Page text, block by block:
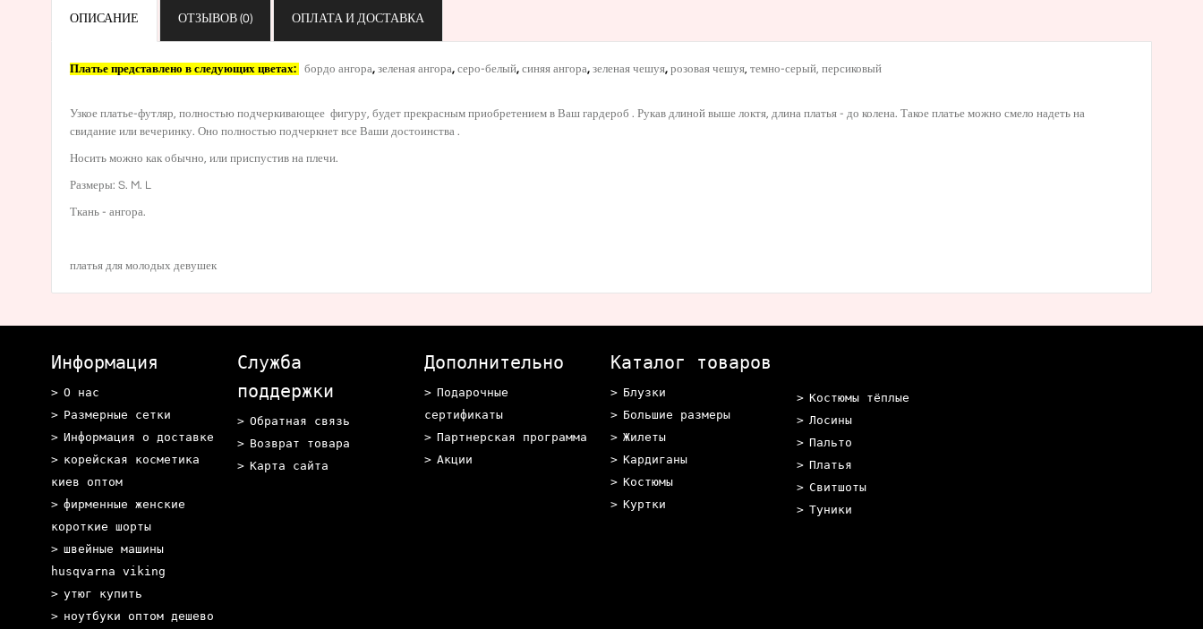
ОПИСАНИЕ ОТЗЫВОВ (0) ОПЛАТА И ДОСТАВКА
Платье представлено в следующих цветах: бордо ангора, зеленая ангора, серо-белый, синяя ангора, зеленая чешуя, розовая чешуя, темно-серый, персиковый
Узкое платье-футляр, полностью подчеркивающее фигуру, будет прекрасным приобретением в Ваш гардероб . Рукав длиной выше локтя, длина платья - до колена. Такое платье можно смело надеть на
свидание или вечеринку. Оно полностью подчеркнет все Ваши достоинства .
Носить можно как обычно, или приспустив на плечи.
Размеры: S. M. L
Ткань - ангора.
платья для молодых девушек
Информация
О нас
Размерные сетки
Информация о доставке
корейская косметика
киев оптом
фирменные женские
короткие шорты
швейные машины
husqvarna viking
утюг купить
ноутбуки оптом дешево
Служба
поддержки
Обратная связь
Возврат товара
Карта сайта
Дополнительно
Подарочные
сертификаты
Партнерская программа
Акции
Каталог товаров
Блузки
Большие размеры
Жилеты
Кардиганы
Костюмы
Куртки
Костюмы тёплые
Лосины
Пальто
Платья
Свитшоты
Туники